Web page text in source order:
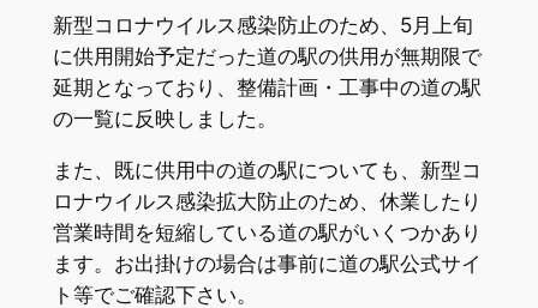
新型コロナウイルス感染防止のため、5月上旬
に供用開始予定だった道の駅の供用が無期限で
延期となっており、整備計画・工事中の道の駅
の一覧に反映しました。
また、既に供用中の道の駅についても、新型コ
ロナウイルス感染拡大防止のため、休業したり
営業時間を短縮している道の駅がいくつかあり
ます。お出掛けの場合は事前に道の駅公式サイ
ト等でご確認下さい。